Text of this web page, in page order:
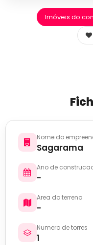
Imóveis do
Nome do
Sagarama
Ano de
-
Area do terreno
-
Numero de torres
1